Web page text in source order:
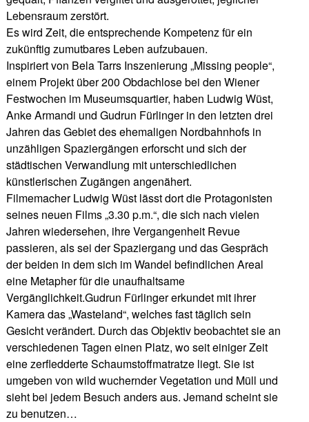
Lebensraum zerstört.
Es wird Zeit, die entsprechende Kompetenz für ein
zukünftig zumutbares Leben aufzubauen.
Inspiriert von Bela Tarrs Inszenierung „Missing people“,
einem Projekt über 200 Obdachlose bei den Wiener
Festwochen im Museumsquartier, haben Ludwig Wüst,
Anke Armandi und Gudrun Fürlinger in den letzten drei
Jahren das Gebiet des ehemaligen Nordbahnhofs in
unzähligen Spaziergängen erforscht und sich der
städtischen Verwandlung mit unterschiedlichen
künstlerischen Zugängen angenähert.
Filmemacher Ludwig Wüst lässt dort die Protagonisten
seines neuen Films „3.30 p.m.“, die sich nach vielen
Jahren wiedersehen, ihre Vergangenheit Revue
passieren, als sei der Spaziergang und das Gespräch
der beiden in dem sich im Wandel befindlichen Areal
eine Metapher für die unaufhaltsame
Vergänglichkeit.Gudrun Fürlinger erkundet mit ihrer
Kamera das „Wasteland“, welches fast täglich sein
Gesicht verändert. Durch das Objektiv beobachtet sie an
verschiedenen Tagen einen Platz, wo seit einiger Zeit
eine zerfledderte Schaumstoffmatratze liegt. Sie ist
umgeben von wild wuchernder Vegetation und Müll und
sieht bei jedem Besuch anders aus. Jemand scheint sie
zu benutzen…